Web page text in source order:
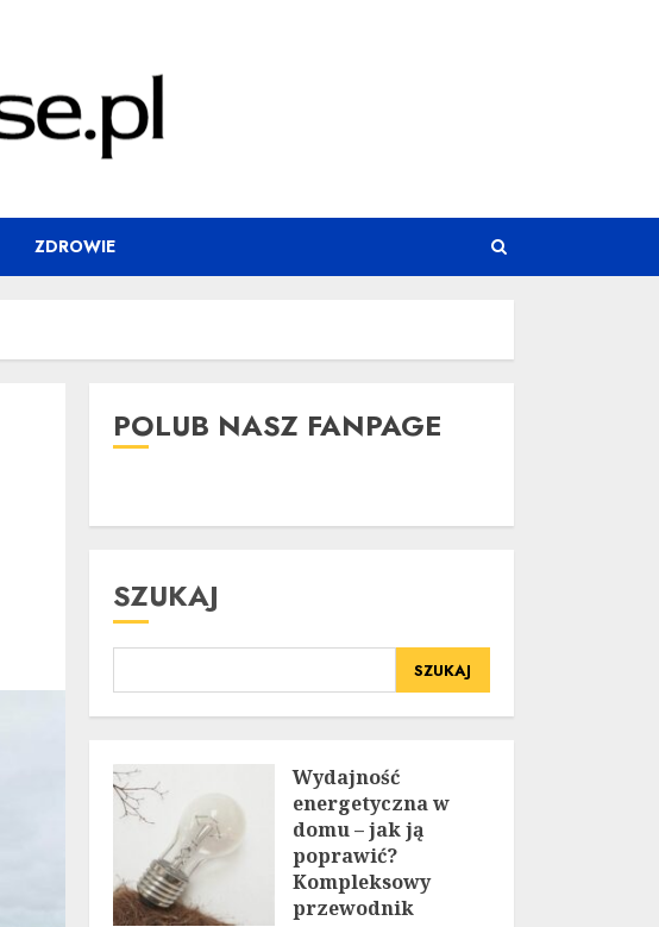
ZDROWIE
POLUB NASZ FANPAGE
SZUKAJ
SZUKAJ
Wydajność
energetyczna w
domu – jak ją
poprawić?
Kompleksowy
przewodnik